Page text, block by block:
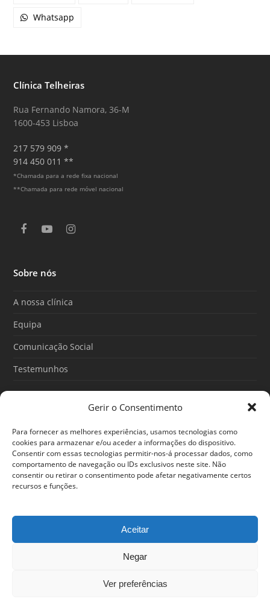
Gerir o Consentimento
Para fornecer as melhores experiências, usamos tecnologias como
cookies para armazenar e/ou aceder a informações do dispositivo.
Consentir com essas tecnologias permitir-nos-á processar dados, como
comportamento de navegação ou IDs exclusivos neste site. Não
consentir ou retirar o consentimento pode afetar negativamente certos
recursos e funções.
Aceitar
Negar
Ver preferências
Whatsapp
Clínica Telheiras
Rua Fernando Namora, 36-M
1600-453 Lisboa
217 579 909 *
914 450 011 **
*Chamada para a rede fixa nacional
**Chamada para rede móvel nacional
F
e
b
o
Y
T
u
e
I
r
Sobre nós
A nossa clínica
Equipa
Comunicação Social
Testemunhos
O Poder do Subconsciente: esse poder é teu
30/06/2026
Ansiedade: cuidar de si antes que o alerta tome conta da
sua vida
© 2024 Em Forma. Todos os direitos reservados
do Consumidor|Política de privacidade